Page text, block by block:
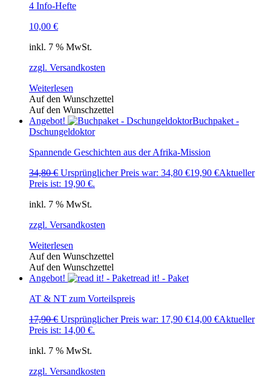
4 Info-Hefte
10,00 €
inkl. 7 % MwSt.
zzgl. Versandkosten
Weiterlesen
Auf den Wunschzettel
Auf den Wunschzettel
Angebot!
Buchpaket -
Dschungeldoktor
Spannende Geschichten aus der Afrika-Mission
34,80€ Ursprünglicher Preis war: 34,80 €19,90 €Aktueller
Preis ist: 19,90 €.
inkl. 7 % MwSt.
zzgl. Versandkosten
Weiterlesen
Auf den Wunschzettel
Auf den Wunschzettel
Angebot!
read it! - Paket
AT & NT zum Vorteilspreis
17,90€ Ursprünglicher Preis war: 17,90 €14,00 €Aktueller
Preis ist: 14,00 €.
inkl. 7 % MwSt.
zzgl. Versandkosten